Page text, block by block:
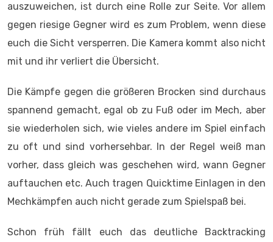
auszuweichen, ist durch eine Rolle zur Seite. Vor allem
gegen riesige Gegner wird es zum Problem, wenn diese
euch die Sicht versperren. Die Kamera kommt also nicht
mit und ihr verliert die Übersicht.
Die Kämpfe gegen die größeren Brocken sind durchaus
spannend gemacht, egal ob zu Fuß oder im Mech, aber
sie wiederholen sich, wie vieles andere im Spiel einfach
zu oft und sind vorhersehbar. In der Regel weiß man
vorher, dass gleich was geschehen wird, wann Gegner
auftauchen etc. Auch tragen Quicktime Einlagen in den
Mechkämpfen auch nicht gerade zum Spielspaß bei.
Schon früh fällt euch das deutliche Backtracking